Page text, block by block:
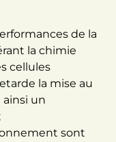
de la
la chimie
cellules
la mise au
un
sont